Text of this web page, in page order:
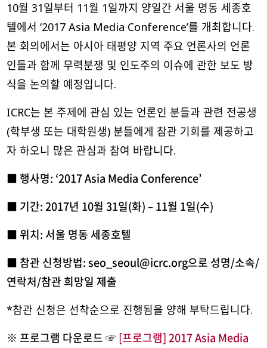
10월 31일부터 11월 1일까지 양일간 서울 명동 세종호
텔에서 ‘2017 Asia Media Conference’를 개최합니다.
본 회의에서는 아시아 태평양 지역 주요 언론사의 언론
인들과 함께 무력분쟁 및 인도주의 이슈에 관한 보도 방
식을 논의할 예정입니다.
ICRC는 본 주제에 관심 있는 언론인 분들과 관련 전공생
(학부생 또는 대학원생) 분들에게 참관 기회를 제공하고
자 하오니 많은 관심과 참여 바랍니다.
■ 행사명: ‘2017 Asia Media Conference’
■ 기간: 2017년 10월 31일(화) – 11월 1일(수)
■ 위치: 서울 명동 세종호텔
■ 참관 신청방법: seo_seoul@icrc.org으로 성명/소속/
연락처/참관 희망일 제출
*참관 신청은 선착순으로 진행됨을 양해 부탁드립니다.
※ 프로그램 다운로드 ☞[프로그램] 2017 Asia Media